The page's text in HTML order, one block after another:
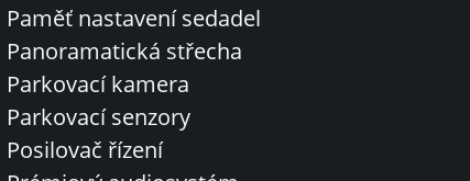
Paměť nastavení sedadel
Panoramatická střecha
Parkovací kamera
Parkovací senzory
Posilovač řízení